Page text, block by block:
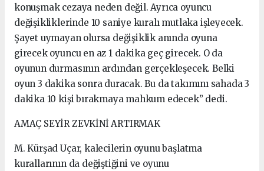
konuşmak cezaya neden değil. Ayrıca oyuncu
değişikliklerinde 10 saniye kuralı mutlaka işleyecek.
Şayet uymayan olursa değişiklik anında oyuna
girecek oyuncu en az 1 dakika geç girecek. O da
oyunun durmasının ardından gerçekleşecek. Belki
oyun 3 dakika sonra duracak. Bu da takımını sahada 3
dakika 10 kişi bırakmaya mahkum edecek” dedi.
AMAÇ SEYİR ZEVKİNİ ARTIRMAK
M. Kürşad Uçar, kalecilerin oyunu başlatma
kurallarının da değiştiğini ve oyunu